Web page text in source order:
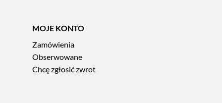
MOJE KONTO
Zamówienia
Obserwowane
Chcę zgłosić zwrot